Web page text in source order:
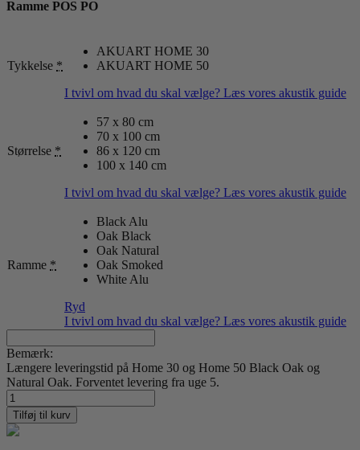
Ramme POS PO
Tykkelse *
AKUART HOME 30
AKUART HOME 50
I tvivl om hvad du skal vælge? Læs vores akustik guide
Størrelse *
57 x 80 cm
70 x 100 cm
86 x 120 cm
100 x 140 cm
I tvivl om hvad du skal vælge? Læs vores akustik guide
Ramme *
Black Alu
Oak Black
Oak Natural
Oak Smoked
White Alu
Ryd
I tvivl om hvad du skal vælge? Læs vores akustik guide
Bemærk:
Længere leveringstid på Home 30 og Home 50 Black Oak og
Natural Oak. Forventet levering fra uge 5.
Copenhagen
54
antal
Tilføj til kurv